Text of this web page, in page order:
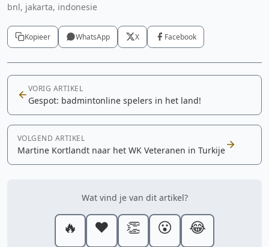
bnl, jakarta, indonesie
Kopieer WhatsApp X Facebook
VORIG ARTIKEL
Gespot: badmintonline spelers in het land!
VOLGEND ARTIKEL
Martine Kortlandt naar het WK Veteranen in Turkije
Wat vind je van dit artikel?
🔥 ❤️ 👏 😮 😂